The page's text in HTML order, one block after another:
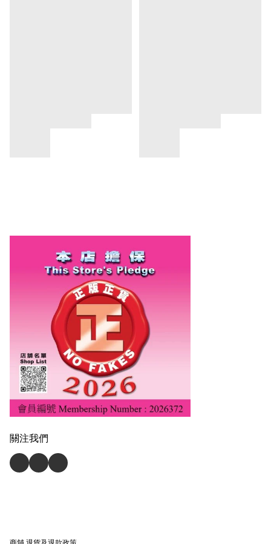
關注我們